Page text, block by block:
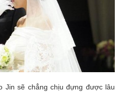
Jin sẽ chẳng chịu đựng được lâu